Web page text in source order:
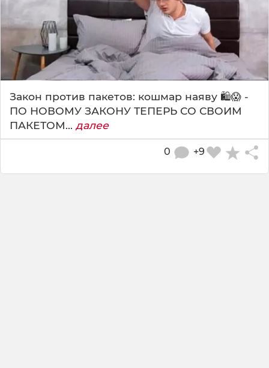
Закон против пакетов: кошмар наяву 🛍️😱 -
ПО НОВОМУ ЗАКОНУ ТЕПЕРЬ СО СВОИМ
ПАКЕТОМ... далее
+9
0